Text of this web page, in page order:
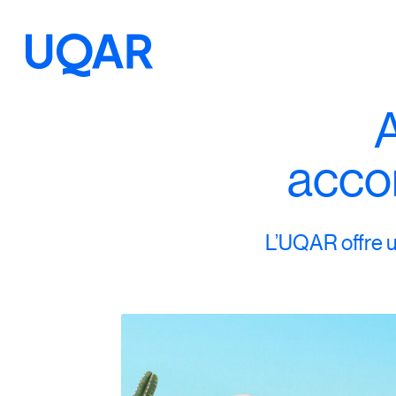
Interlignage du texteL’UQAR offre